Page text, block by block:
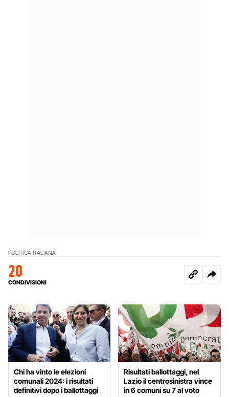
POLITICA ITALIANA
20
CONDIVISIONI
Chi ha vinto le elezioni
comunali 2024: i risultati
definitivi dopo i ballottaggi
Risultati ballottaggi, nel
Lazio il centrosinistra vince
in 6 comuni su 7 al voto